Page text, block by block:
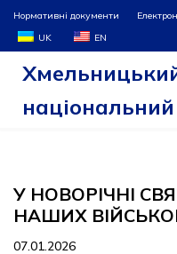
Перейти
до
Нормативні документи
UK
EN
національний
У НОВОРІЧНІ
НАШИХ
07.01.2026